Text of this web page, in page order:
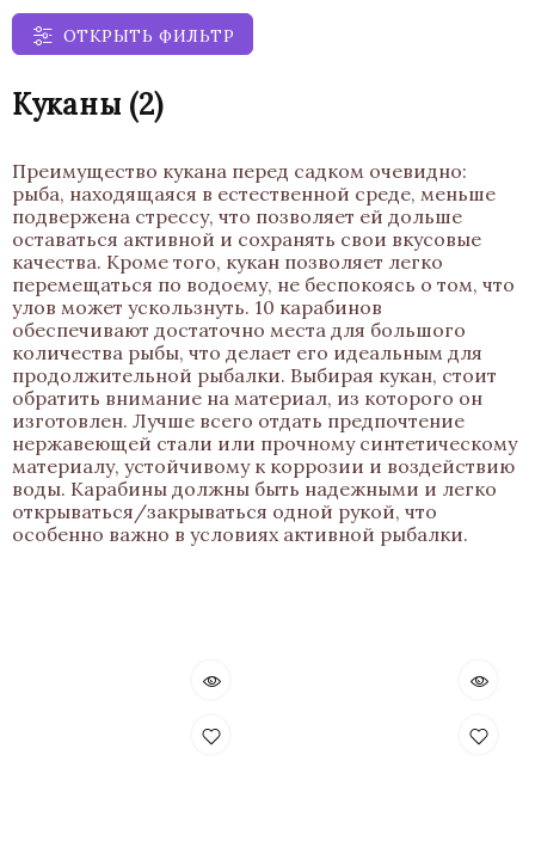
ОТКРЫТЬ ФИЛЬТР
Куканы (2)
Преимущество кукана перед садком очевидно:
рыба, находящаяся в естественной среде, меньше
подвержена стрессу, что позволяет ей дольше
оставаться активной и сохранять свои вкусовые
качества. Кроме того, кукан позволяет легко
перемещаться по водоему, не беспокоясь о том, что
улов может ускользнуть. 10 карабинов
обеспечивают достаточно места для большого
количества рыбы, что делает его идеальным для
продолжительной рыбалки. Выбирая кукан, стоит
обратить внимание на материал, из которого он
изготовлен. Лучше всего отдать предпочтение
нержавеющей стали или прочному синтетическому
материалу, устойчивому к коррозии и воздействию
воды. Карабины должны быть надежными и легко
открываться/закрываться одной рукой, что
особенно важно в условиях активной рыбалки.